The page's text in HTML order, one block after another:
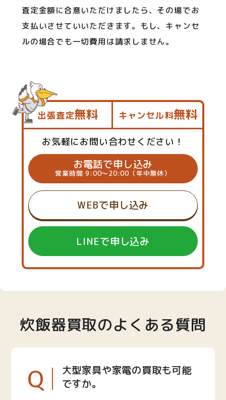
査定金額に合意いただけましたら、その場でお
支払いさせていいただきます。もし、キャンセ
ルの場合でも一切費用は請求しません。
出張査定無料 キャンセル料無料
お気軽にお問い合わせください！
お電話で申し込み
営業時間 9:00～20:00（年中無休）
WEBで申し込み
LINEで申し込み
炊飯器買取のよくある質問
Q
大型家具や家電の買取も可能
ですか。